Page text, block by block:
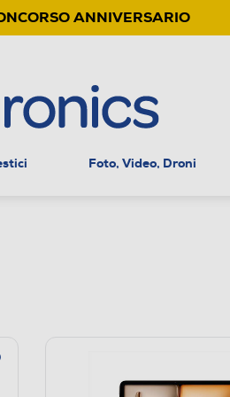
ANNIVERSARIO
Foto, Video, Droni